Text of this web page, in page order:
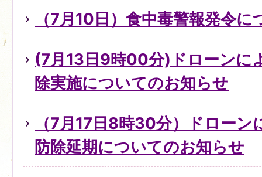
（7月10日）食中毒警報発令に
(7月13日9時00分)ドローンに
除実施についてのお知らせ
（7月17日8時30分）ドローン
防除延期についてのお知らせ